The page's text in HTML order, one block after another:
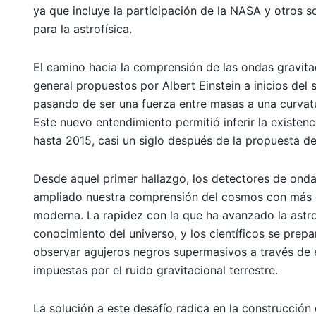
ya que incluye la participación de la NASA y otros
para la astrofísica.
El camino hacia la comprensión de las ondas
general propuestos por Albert Einstein a inicios del
pasando de ser una fuerza entre masas a una
Este nuevo entendimiento permitió inferir la
hasta 2015, casi un siglo después de la propuesta
Desde aquel primer hallazgo, los detectores de
ampliado nuestra comprensión del cosmos con
moderna. La rapidez con la que ha avanzado la
conocimiento del universo, y los científicos se
observar agujeros negros supermasivos a través
impuestas por el ruido gravitacional terrestre.
La solución a este desafío radica en la